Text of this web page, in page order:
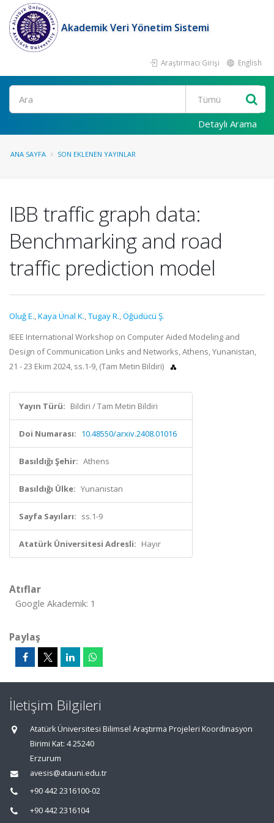
Akademik Veri Yönetim Sistemi
Araştırmacı Girişi English
Ara
Detaylı Arama
ANA SAYFA SON EKLENEN YAYINLAR
IBB traffic graph data:
Benchmarking and road
traffic prediction model
Oluğ E.,Kaya Ünal K.,Tugay R.,Öğüdücü Ş.
IEEE International Workshop on Computer Aided Modeling and
Design of Communication Links and Networks, Athens, Yunanistan,
21 - 23 Ekim 2024, ss.1-9, (Tam Metin Bildiri)
Yayın Türü: Bildiri / Tam Metin Bildiri
Doi Numarası: 10.48550/arxiv.2408.01016
Basıldığı Şehir: Athens
Basıldığı Ülke: Yunanistan
Sayfa Sayıları: ss.1-9
Atatürk Üniversitesi Adresli: Hayır
Atıflar
Google Akademik: 1
Paylaş
İletişim Bilgileri
Atatürk Üniversitesi Bilimsel Araştırma Projeleri Koordinasyon
Birimi Kat: 4 25240
Erzurum
avesis@atauni.edu.tr
+90 442 2316100-02
+90 442 2316104